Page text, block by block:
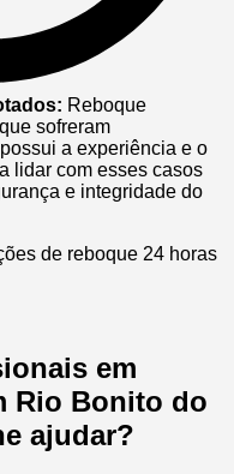
Reboque
sofreram
a experiência e o
lidar com esses casos
e integridade do
de reboque 24 horas
em
Rio Bonito do
ajudar?